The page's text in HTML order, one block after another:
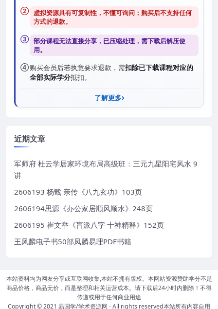
② 虚拟资源具有可复制性，不懂可询问；购买后不支持任何
方式的退款。
③ 部分课程无法直接分享，已压缩处理，需下载后解压使
用。
④购买会员后若执意要求退款，需扣除已下载课程对应的
全部实际学分抵扣。
了解更多
近期文章
军师府 杜云学居家环境布局高级班：三元九星阳宅风水 9
讲
2606193 杨戬 亲传《八九玄功》103页
2606194思源《办公家居顺风顺水》248页
2606195 崔文举《盲派八字 十神精释》152页
王凤麟电子书50部凤麟易理PDF书籍
本站资料均为网友分享或互联网收集,本站不拥有版权。本网站资源赞助学分不是
商品价格，商品无价，而是整理和相关运营成本。请下载后24小时内删除！不得
传递或用于任何商业用途
Copyright © 2021 易国学/学术资源网 - All rights reserved本站所有内容自用